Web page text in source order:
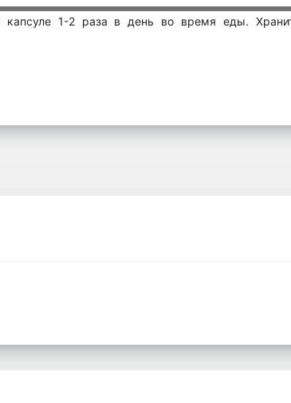
капсуле 1-2 раза в день во время еды.